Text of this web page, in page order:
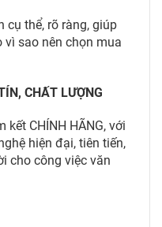
cụ thể, rõ ràng, giúp
vì sao nên chọn mua
CHẤT LƯỢNG
kết CHÍNH HÃNG, với
hiện đại, tiên tiến,
cho công việc văn